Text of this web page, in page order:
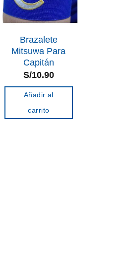
Brazalete
Mitsuwa Para
Capitán
S/10.90
Añadir al
carrito